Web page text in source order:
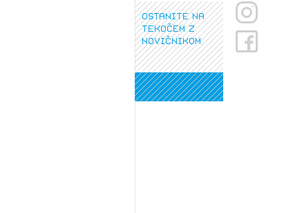
ostanite na
tekočem z
novičnikom